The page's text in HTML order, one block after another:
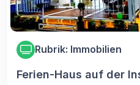
Rubrik: Immobilien
Ferien-Haus auf der